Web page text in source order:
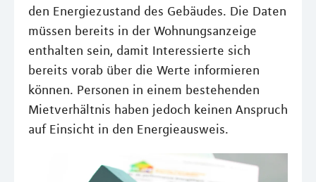
den Energiezustand des Gebäudes. Die Daten
müssen bereits in der Wohnungsanzeige
enthalten sein, damit Interessierte sich
bereits vorab über die Werte informieren
können. Personen in einem bestehenden
Mietverhältnis haben jedoch keinen Anspruch
auf Einsicht in den Energieausweis.